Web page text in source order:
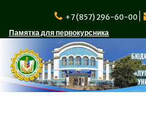
содержимому
+7 (857) 296-60-00
Памятка для первокурсника